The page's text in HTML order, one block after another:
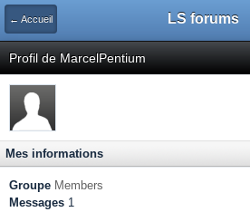
← Accueil LS forums
Profil de MarcelPentium
Mes informations
Groupe Members
Messages 1